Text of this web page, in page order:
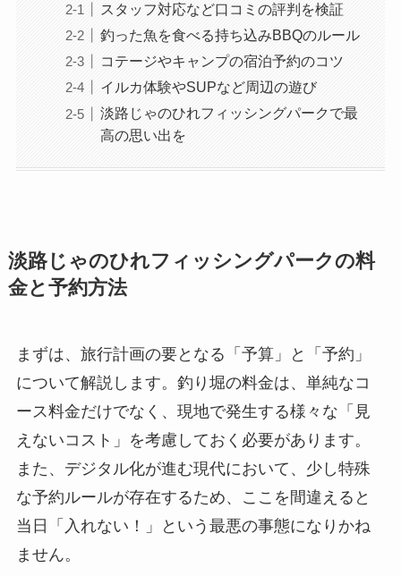
スタッフ対応など口コミの評判を検証
釣った魚を食べる持ち込みBBQのルール
コテージやキャンプの宿泊予約のコツ
イルカ体験やSUPなど周辺の遊び
淡路じゃのひれフィッシングパークで最
高の思い出を
淡路じゃのひれフィッシングパークの料
金と予約方法
まずは、旅行計画の要となる「予算」と「予約」
について解説します。釣り堀の料金は、単純なコ
ース料金だけでなく、現地で発生する様々な「見
えないコスト」を考慮しておく必要があります。
また、デジタル化が進む現代において、少し特殊
な予約ルールが存在するため、ここを間違えると
当日「入れない！」という最悪の事態になりかね
ません。